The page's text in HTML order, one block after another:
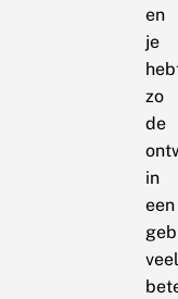
en
je
zo
de
in
een
veel